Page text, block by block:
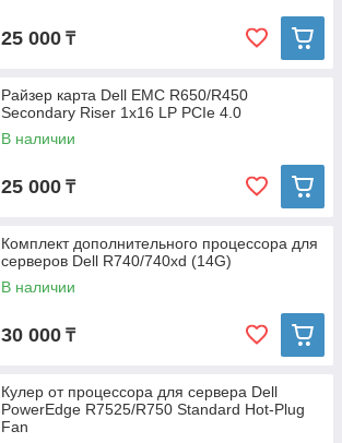
25 000 ₸
Райзер карта Dell EMC R650/R450
Secondary Riser 1x16 LP PCIe 4.0
В наличии
25 000 ₸
Комплект дополнительного процессора для
серверов Dell R740/740xd (14G)
В наличии
30 000 ₸
Кулер от процессора для сервера Dell
PowerEdge R7525/R750 Standard Hot-Plug
Fan